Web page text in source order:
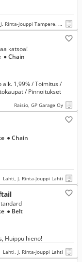
Tampere, J. Rinta-Jouppi Tampere, Lielahti
katsoa!
● Chain
1,99% / Toimitus /
/ Pinnoitukset
Raisio, GP Garage Oy
● Chain
Lahti, J. Rinta-Jouppi Lahti
● Belt
Huippu hieno!
Lahti, J. Rinta-Jouppi Lahti